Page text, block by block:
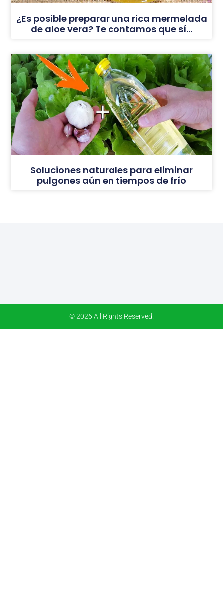
¿Es posible preparar una rica mermelada
de aloe vera? Te contamos que sí…
Soluciones naturales para eliminar
pulgones aún en tiempos de frío
© 2026 All Rights Reserved.